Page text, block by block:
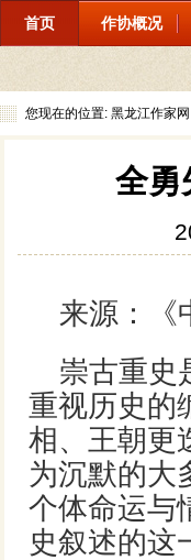
首页 作协概况
您现在的位置: 黑龙江作家网
全勇
来源：
崇古重史
重视历史的
相、王朝更
为沉默的大
个体命运与
史叙述的这